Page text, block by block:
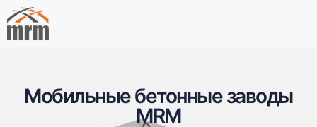
Мобильные бетонные заводы
MRM